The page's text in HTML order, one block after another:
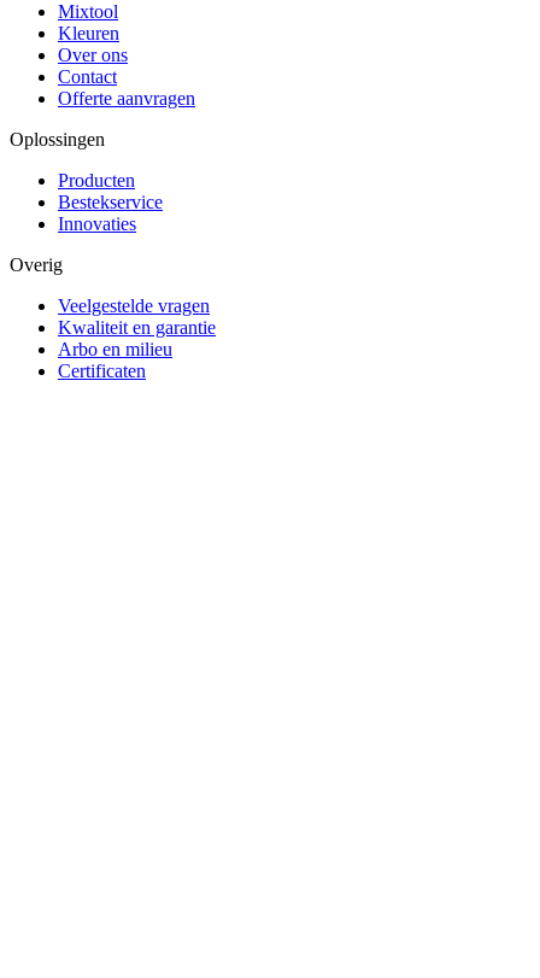
Mixtool
Kleuren
Over ons
Contact
Offerte aanvragen
Oplossingen
Producten
Bestekservice
Innovaties
Overig
Veelgestelde vragen
Kwaliteit en garantie
Arbo en milieu
Certificaten